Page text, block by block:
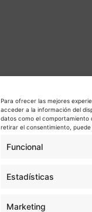
Para ofrecer las mejores
acceder a la información del
datos como el comportamiento
retirar el consentimiento,
Funcional
Estadísticas
Marketing